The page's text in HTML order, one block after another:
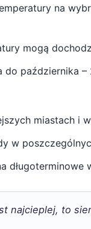
na
mogą
października
miastach i
w
najcieplej, to